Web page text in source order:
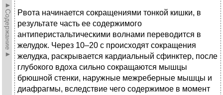
►Содержание►
Рвота начинается сокращениями тонкой кишки, в
результате часть ее содержимого
антиперистальтическими волнами переводится в
желудок. Через 10–20 с происходят сокращения
желудка, раскрывается кардиальный сфинктер, после
глубокого вдоха сильно сокращаются мышцы
брюшной стенки, наружные межреберные мышцы и
диафрагмы, вследствие чего содержимое в момент